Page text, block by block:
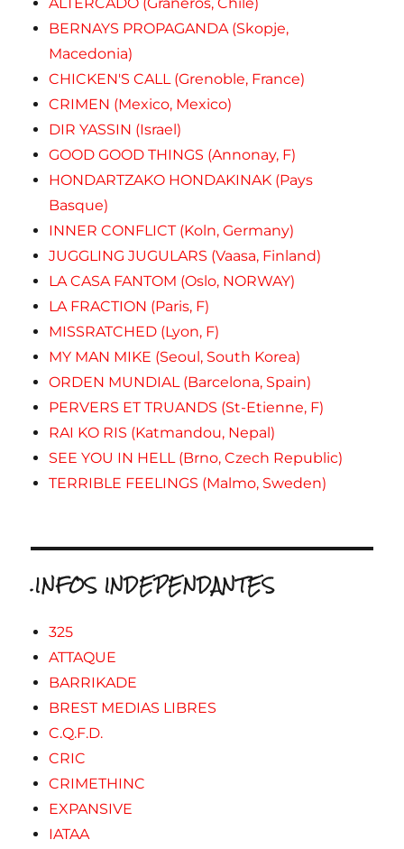
BERNAYS PROPAGANDA (Skopje,
Macedonia)
CHICKEN'S CALL (Grenoble, France)
CRIMEN (Mexico, Mexico)
DIR YASSIN (Israel)
GOOD GOOD THINGS (Annonay, F)
HONDARTZAKO HONDAKINAK (Pays
Basque)
INNER CONFLICT (Koln, Germany)
JUGGLING JUGULARS (Vaasa, Finland)
LA CASA FANTOM (Oslo, NORWAY)
LA FRACTION (Paris, F)
MISSRATCHED (Lyon, F)
MY MAN MIKE (Seoul, South Korea)
ORDEN MUNDIAL (Barcelona, Spain)
PERVERS ET TRUANDS (St-Etienne, F)
RAI KO RIS (Katmandou, Nepal)
SEE YOU IN HELL (Brno, Czech Republic)
TERRIBLE FEELINGS (Malmo, Sweden)
.INFOS INDEPENDANTES
325
ATTAQUE
BARRIKADE
BREST MEDIAS LIBRES
C.Q.F.D.
CRIC
CRIMETHINC
EXPANSIVE
IATAA